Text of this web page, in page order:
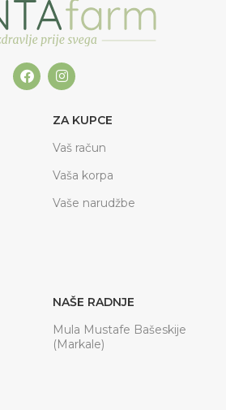
ZA KUPCE
Vaš račun
Vaša korpa
Vaše narudžbe
NAŠE RADNJE
Mula Mustafe Bašeskije
(Markale)